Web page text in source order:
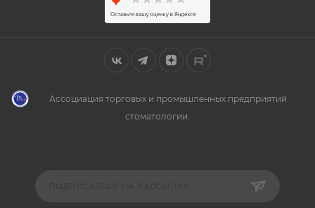
Ассоциация торговых и промышленных предприятий
стоматологии.